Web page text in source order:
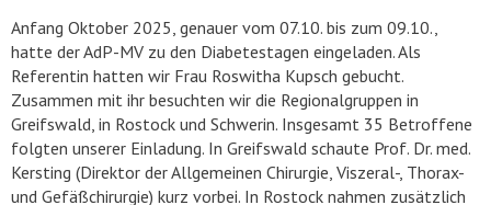
Anfang Oktober 2025, genauer vom 07.10. bis zum 09.10.,
hatte der AdP-MV zu den Diabetestagen eingeladen. Als
Referentin hatten wir Frau Roswitha Kupsch gebucht.
Zusammen mit ihr besuchten wir die Regionalgruppen in
Greifswald, in Rostock und Schwerin. Insgesamt 35 Betroffene
folgten unserer Einladung. In Greifswald schaute Prof. Dr. med.
Kersting (Direktor der Allgemeinen Chirurgie, Viszeral-, Thorax-
und Gefäßchirurgie) kurz vorbei. In Rostock nahmen zusätzlich